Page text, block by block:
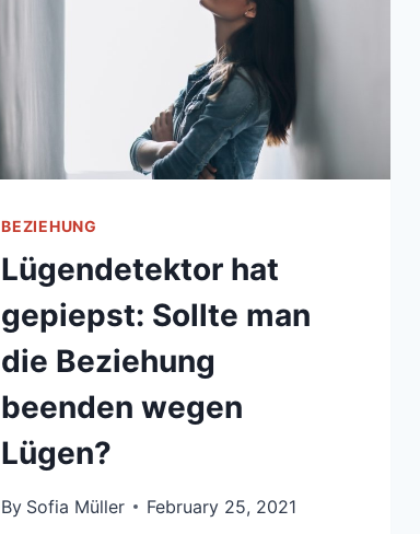
BEZIEHUNG
Lügendetektor hat
gepiepst: Sollte man
die Beziehung
beenden wegen
Lügen?
By Sofia Müller February 25, 2021